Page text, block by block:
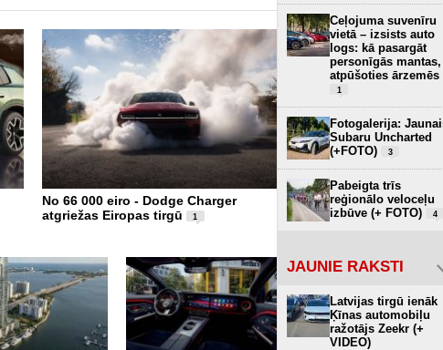
No 66 000 eiro - Dodge Charger
atgriežas Eiropas tirgū
1
Xiaomi piesaka
– luksusa SUV Eiropas
Ceļojuma suvenīru
vietā – izsists auto
logs: kā pasargāt
personīgās mantas,
atpūšoties ārzemēs
1
Fotogalerija:
Subaru Uncharted
(+FOTO)
3
Pabeigta trīs
reģionālo veloceļu
izbūve (+ FOTO)
4
JAUNIE RAKSTI
Latvijas tirgū ienāk
Ķīnas automobiļu
ražotājs Zeekr (+
VIDEO)